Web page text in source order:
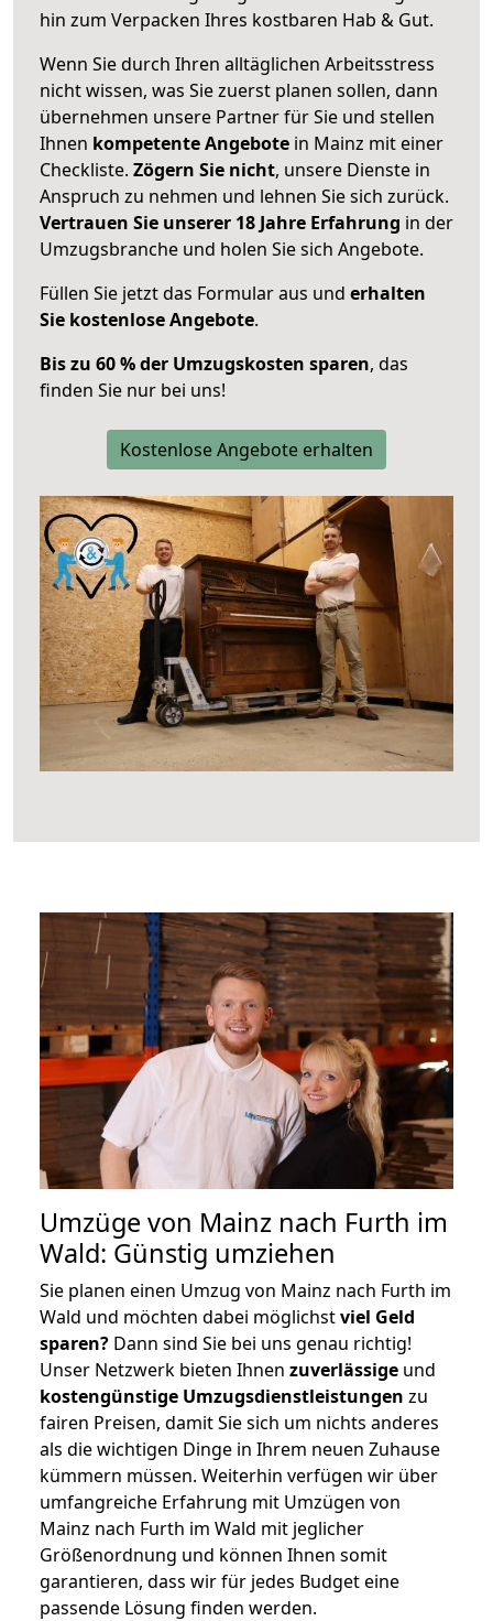
hin zum Verpacken Ihres kostbaren Hab & Gut.
Wenn Sie durch Ihren alltäglichen Arbeitsstress
nicht wissen, was Sie zuerst planen sollen, dann
übernehmen unsere Partner für Sie und stellen
Ihnen kompetente Angebote in Mainz mit einer
Checkliste. Zögern Sie nicht, unsere Dienste in
Anspruch zu nehmen und lehnen Sie sich zurück.
Vertrauen Sie unserer 18 Jahre Erfahrung in der
Umzugsbranche und holen Sie sich Angebote.
Füllen Sie jetzt das Formular aus und erhalten
Sie kostenlose Angebote.
Bis zu 60 % der Umzugskosten sparen, das
finden Sie nur bei uns!
Kostenlose Angebote erhalten
Umzüge von Mainz nach Furth im
Wald: Günstig umziehen
Sie planen einen Umzug von Mainz nach Furth im
Wald und möchten dabei möglichstviel Geld
sparen? Dann sind Sie bei uns genau richtig!
Unser Netzwerk bieten Ihnen zuverlässige und
kostengünstige Umzugsdienstleistungen zu
fairen Preisen, damit Sie sich um nichts anderes
als die wichtigen Dinge in Ihrem neuen Zuhause
kümmern müssen. Weiterhin verfügen wir über
umfangreiche Erfahrung mit Umzügen von
Mainz nach Furth im Wald mit jeglicher
Größenordnung und können Ihnen somit
garantieren, dass wir für jedes Budget eine
passende Lösung finden werden.